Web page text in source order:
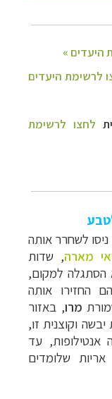
לשחרר אותה
מארה, שדות
הסתגלה למקום,
החזירו אותה
מרו, באזור
וקוצנית זו,
עד
שלומדים